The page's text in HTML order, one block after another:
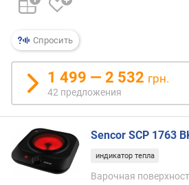
и
а
л
ь
н
а
я
е
м
п
Спросить
1 499 — 2 532 грн.
42 предложения
Sencor SCP 1763
индикатор тепла
Варочная